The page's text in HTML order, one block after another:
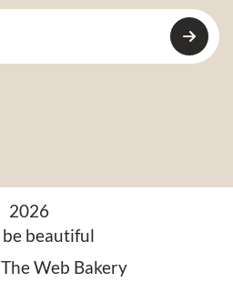
2026
be beautiful
The Web Bakery